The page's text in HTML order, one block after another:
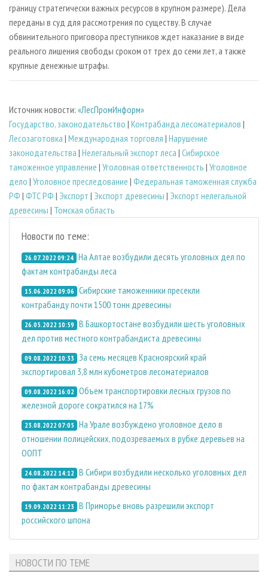
границу стратегически важных ресурсов в крупном размере). Дела
переданы в суд для рассмотрения по существу. В случае
обвинительного приговора преступников ждет наказание в виде
реального лишения свободы сроком от трех до семи лет, а также
крупные денежные штрафы.
Источник новости: «ЛесПромИнформ»
Государство, законодательство | Контрабанда лесоматериалов |
Лесозаготовка | Международная торговля | Нарушение
законодательства | Нелегальный экспорт леса | Сибирское
таможенное управление | Уголовная ответственность | Уголовное
дело | Уголовное преследование | Федеральная таможенная служба
РФ | ФТС РФ | Экспорт | Экспорт древесины | Экспорт нелегальной
древесины | Томская область
Новости по теме:
26.07.2022 09:24 На Алтае возбудили десять уголовных дел по
фактам контрабанды леса
15.06.2022 09:06 Сибирские таможенники пресекли
контрабанду почти 1500 тонн древесины
26.05.2022 10:59 В Башкортостане возбудили шесть уголовных
дел против местного контрабандиста древесины
09.08.2022 10:33 За семь месяцев Красноярский край
экспортировал 3,8 млн кубометров лесоматериалов
09.08.2022 16:02 Объем транспортировки лесных грузов по
железной дороге сократился на 17%
23.08.2022 07:05 На Урале возбуждено уголовное дело в
отношении полицейских, подозреваемых в рубке деревьев на
ООПТ
24.08.2022 14:12 В Сибири возбудили несколько уголовных дел
по фактам контрабанды древесины
19.09.2022 11:23 В Приморье вновь разрешили экспорт
российского шпона
НОВОСТИ ПО ТЕМЕ